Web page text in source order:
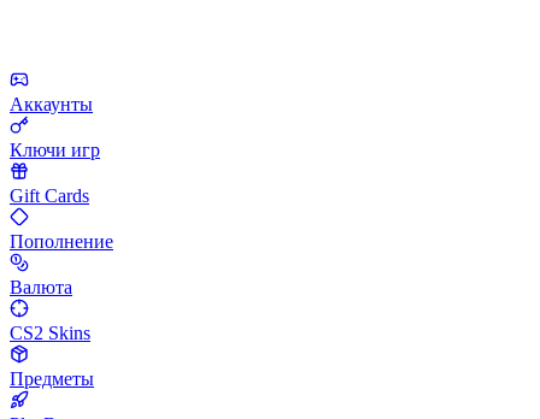
Аккаунты
Ключи игр
Gift Cards
Пополнение
Валюта
CS2 Skins
Предметы